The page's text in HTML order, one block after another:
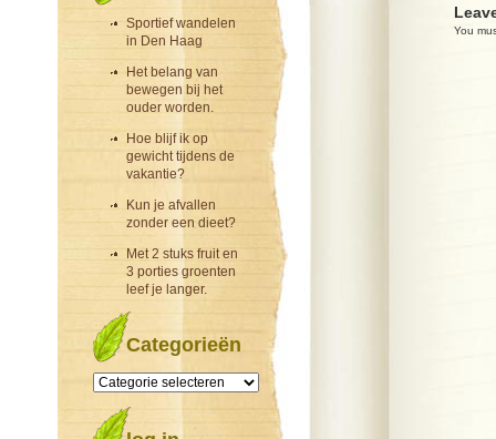
Sportief wandelen
in Den Haag
Het belang van
bewegen bij het
ouder worden.
Hoe blijf ik op
gewicht tijdens de
vakantie?
Kun je afvallen
zonder een dieet?
Met 2 stuks fruit en
3 porties groenten
leef je langer.
Categorieën
Categorieën
You